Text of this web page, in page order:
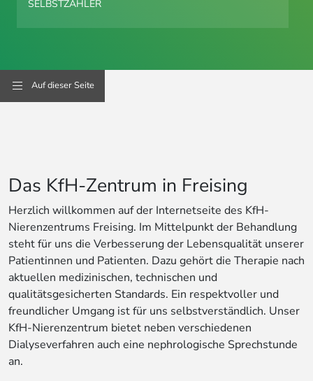
SELBSTZAHLER
Auf dieser Seite
Das KfH-Zentrum in Freising
Herzlich willkommen auf der Internetseite des KfH-
Nierenzentrums Freising. Im Mittelpunkt der Behandlung
steht für uns die Verbesserung der Lebensqualität unserer
Patientinnen und Patienten. Dazu gehört die Therapie nach
aktuellen medizinischen, technischen und
qualitätsgesicherten Standards. Ein respektvoller und
freundlicher Umgang ist für uns selbstverständlich. Unser
KfH-Nierenzentrum bietet neben verschiedenen
Dialyseverfahren auch eine nephrologische Sprechstunde
an.